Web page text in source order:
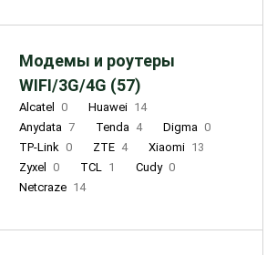
Модемы и роутеры
WIFI/3G/4G (57)
Alcatel 0 Huawei 14
Anydata 7 Tenda 4 Digma 0
TP-Link 0 ZTE 4 Xiaomi 13
Zyxel
0 TCL 1 Cudy 0
Netcraze 14